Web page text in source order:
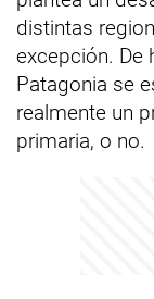
distintas
excepción. De
Patagonia se
realmente un
primaria, o no.